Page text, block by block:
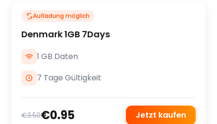
Aufladung möglich
Denmark 1GB 7Days
1 GB Daten
7 Tage Gültigkeit
€3.50€0.95 Jetzt kaufen